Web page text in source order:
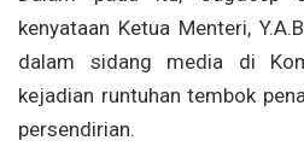
kenyataan Ketua Menteri,
dalam sidang media di
kejadian runtuhan tembok
persendirian.